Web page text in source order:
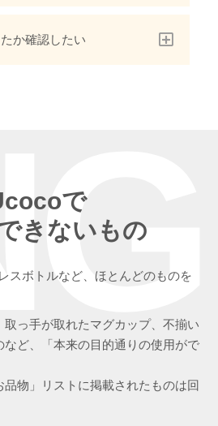
か確認したい
で
きないもの
スボトルなど、ほとんどのものを
っ手が取れたマグカップ、不揃い
ど、「本来の目的通りの使用がで
品物」リストに掲載されたものは回